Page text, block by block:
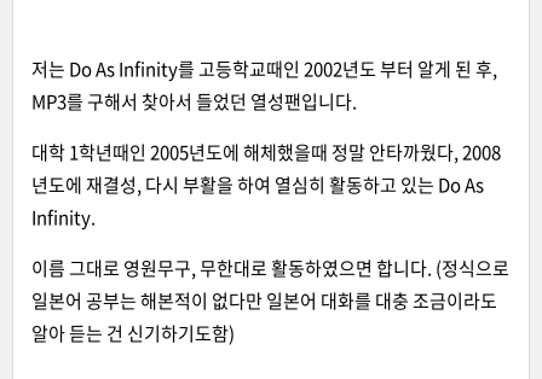
저는 Do As Infinity를 고등학교때인 2002년도 부터 알게 된 후,
MP3를 구해서 찾아서 들었던 열성팬입니다.
대학 1학년때인 2005년도에 해체했을때 정말 안타까웠다, 2008
년도에 재결성, 다시 부활을 하여 열심히 활동하고 있는 Do As
Infinity.
이름 그대로 영원무구, 무한대로 활동하였으면 합니다. (정식으로
일본어 공부는 해본적이 없다만 일본어 대화를 대충 조금이라도
알아 듣는 건 신기하기도함)